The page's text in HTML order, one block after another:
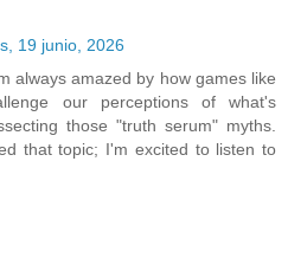
19 junio, 2026
always amazed by how games like
our perceptions of what's
those "truth serum" myths.
that topic; I'm excited to listen to